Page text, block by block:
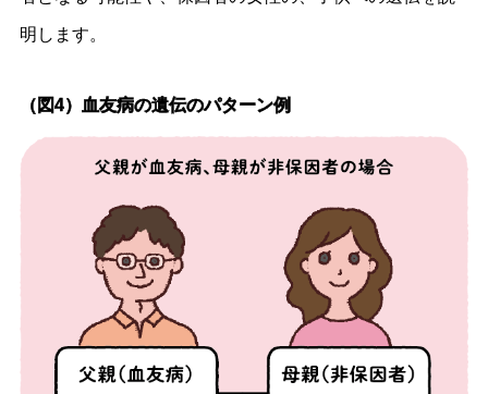
明します。
（図4）血友病の遺伝のパターン例